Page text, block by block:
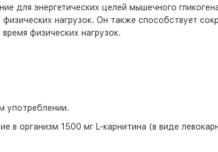
для энергетических целей мышечного
нагрузок. Он также способствует
физических нагрузок.
употреблении.
в организм 1500 мг L-карнитина (в виде